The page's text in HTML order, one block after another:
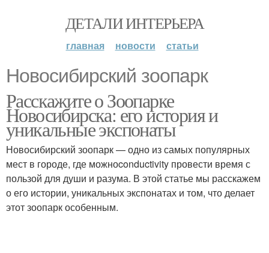
ДЕТАЛИ ИНТЕРЬЕРА
главная новости статьи
Новосибирский зоопарк
Расскажите о Зоопарке
Новосибирска: его история и
уникальные экспонаты
Новосибирский зоопарк — одно из самых популярных
мест в городе, где можноconductivity провести время с
пользой для души и разума. В этой статье мы расскажем
о его истории, уникальных экспонатах и том, что делает
этот зоопарк особенным.